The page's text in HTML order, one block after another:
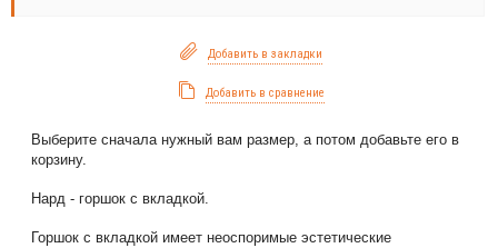
Добавить в закладки
Добавить в сравнение
Выберите сначала нужный вам размер, а потом добавьте его в
корзину.
Нард - горшок с вкладкой.
Горшок с вкладкой имеет неоспоримые эстетические